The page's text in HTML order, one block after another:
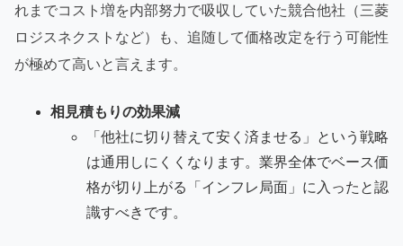
れまでコスト増を内部努力で吸収していた競合他社（三菱
ロジスネクストなど）も、追随して価格改定を行う可能性
が極めて高いと言えます。
相見積もりの効果減
「他社に切り替えて安く済ませる」という戦略
は通用しにくくなります。業界全体でベース価
格が切り上がる「インフレ局面」に入ったと認
識すべきです。